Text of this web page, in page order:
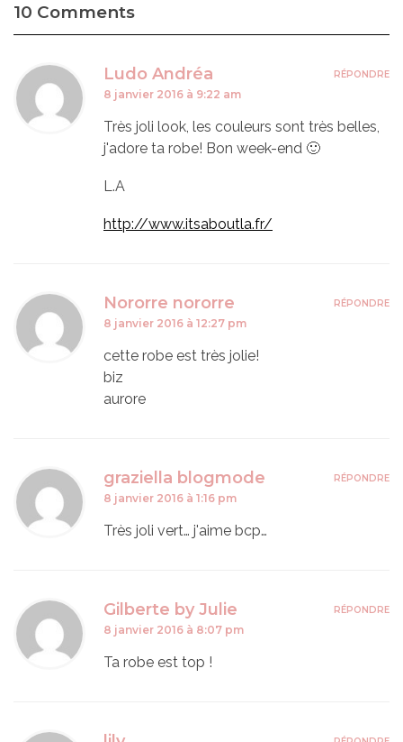
10 Comments
Ludo Andréa
8 janvier 2016 à 9:22 am
Très joli look, les couleurs sont très belles,
j'adore ta robe! Bon week-end 🙂
L.A
http://www.itsaboutla.fr/
RÉPONDRE
Nororre nororre
8 janvier 2016 à 12:27 pm
cette robe est très jolie!
biz
aurore
RÉPONDRE
graziella blogmode
8 janvier 2016 à 1:16 pm
Très joli vert… j'aime bcp…
RÉPONDRE
Gilberte by Julie
8 janvier 2016 à 8:07 pm
Ta robe est top !
RÉPONDRE